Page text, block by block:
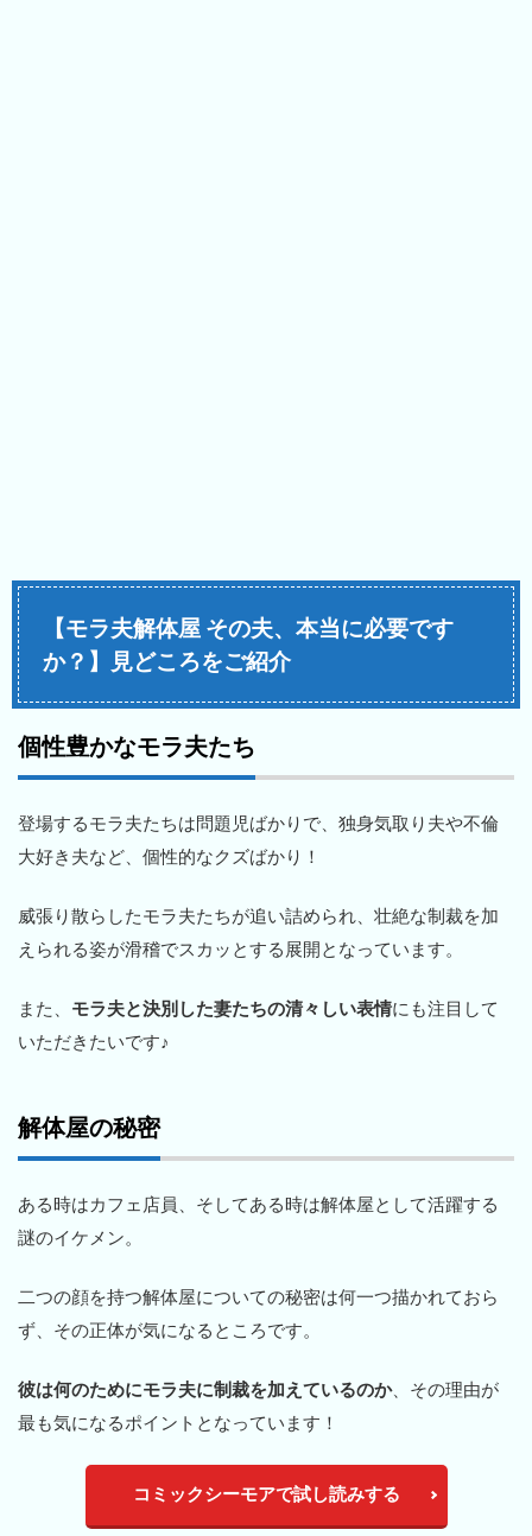
【モラ夫解体屋 その夫、本当に必要です
か？】見どころをご紹介
個性豊かなモラ夫たち
登場するモラ夫たちは問題児ばかりで、独身気取り夫や不倫
大好き夫など、個性的なクズばかり！
威張り散らしたモラ夫たちが追い詰められ、壮絶な制裁を加
えられる姿が滑稽でスカッとする展開となっています。
また、 モラ夫と決別した妻たちの清々しい表情にも注目して
いただきたいです♪
解体屋の秘密
ある時はカフェ店員、そしてある時は解体屋として活躍する
謎のイケメン。
二つの顔を持つ解体屋についての秘密は何一つ描かれておら
ず、その正体が気になるところです。
彼は何のためにモラ夫に制裁を加えているのか、その理由が
最も気になるポイントとなっています！
コミックシーモアで試し読みする